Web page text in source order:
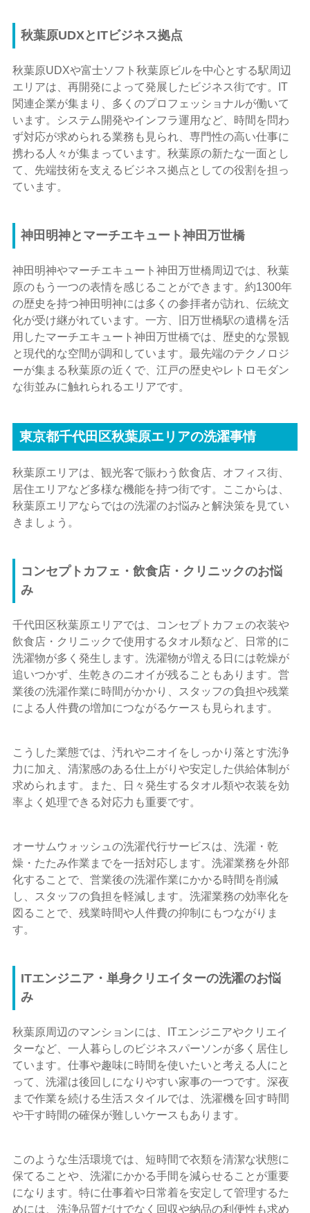
秋葉原UDXとITビジネス拠点
秋葉原UDXや富士ソフト秋葉原ビルを中心とする駅周辺
エリアは、再開発によって発展したビジネス街です。IT
関連企業が集まり、多くのプロフェッショナルが働いて
います。システム開発やインフラ運用など、時間を問わ
ず対応が求められる業務も見られ、専門性の高い仕事に
携わる人々が集まっています。秋葉原の新たな一面とし
て、先端技術を支えるビジネス拠点としての役割を担っ
ています。
神田明神とマーチエキュート神田万世橋
神田明神やマーチエキュート神田万世橋周辺では、秋葉
原のもう一つの表情を感じることができます。約1300年
の歴史を持つ神田明神には多くの参拝者が訪れ、伝統文
化が受け継がれています。一方、旧万世橋駅の遺構を活
用したマーチエキュート神田万世橋では、歴史的な景観
と現代的な空間が調和しています。最先端のテクノロジ
ーが集まる秋葉原の近くで、江戸の歴史やレトロモダン
な街並みに触れられるエリアです。
東京都千代田区秋葉原エリアの洗濯事情
秋葉原エリアは、観光客で賑わう飲食店、オフィス街、
居住エリアなど多様な機能を持つ街です。ここからは、
秋葉原エリアならではの洗濯のお悩みと解決策を見てい
きましょう。
コンセプトカフェ・飲食店・クリニックのお悩
み
千代田区秋葉原エリアでは、コンセプトカフェの衣装や
飲食店・クリニックで使用するタオル類など、日常的に
洗濯物が多く発生します。洗濯物が増える日には乾燥が
追いつかず、生乾きのニオイが残ることもあります。営
業後の洗濯作業に時間がかかり、スタッフの負担や残業
による人件費の増加につながるケースも見られます。
こうした業態では、汚れやニオイをしっかり落とす洗浄
力に加え、清潔感のある仕上がりや安定した供給体制が
求められます。また、日々発生するタオル類や衣装を効
率よく処理できる対応力も重要です。
オーサムウォッシュの洗濯代行サービスは、洗濯・乾
燥・たたみ作業までを一括対応します。洗濯業務を外部
化することで、営業後の洗濯作業にかかる時間を削減
し、スタッフの負担を軽減します。洗濯業務の効率化を
図ることで、残業時間や人件費の抑制にもつながりま
す。
ITエンジニア・単身クリエイターの洗濯のお悩
み
秋葉原周辺のマンションには、ITエンジニアやクリエイ
ターなど、一人暮らしのビジネスパーソンが多く居住し
ています。仕事や趣味に時間を使いたいと考える人にと
って、洗濯は後回しになりやすい家事の一つです。深夜
まで作業を続ける生活スタイルでは、洗濯機を回す時間
や干す時間の確保が難しいケースもあります。
このような生活環境では、短時間で衣類を清潔な状態に
保てることや、洗濯にかかる手間を減らせることが重要
になります。特に仕事着や日常着を安定して管理するた
めには、洗浄品質だけでなく回収や納品の利便性も求め